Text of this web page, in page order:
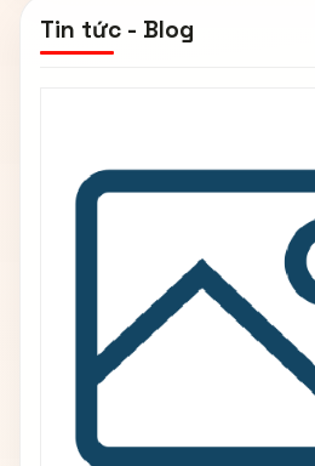
Tin tức - Blog